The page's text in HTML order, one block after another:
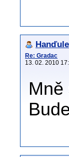
Hanďule
Re: Gradac
13. 02. 2010